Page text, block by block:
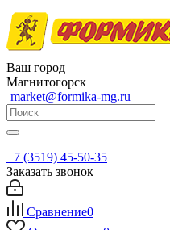
Ваш город
Магнитогорск
market@formika-mg.ru
+7 (3519) 45-50-35
Заказать звонок
Сравнение0